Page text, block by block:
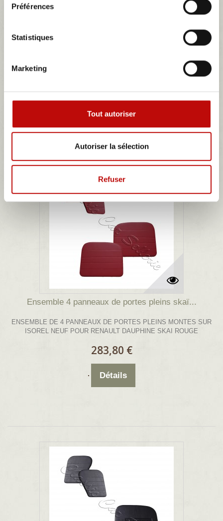
Préférences
Statistiques
Marketing
Tout autoriser
Autoriser la sélection
Refuser
ENSEMBLE DE 4 PANNEAUX DE PORTES A SOUFFLET MONTES
SUR ISOREL NEUF POUR RENAULT DAUPHINE SKAI ROUGE
Détails
Ensemble 4 panneaux de portes pleins skaï...
ENSEMBLE DE 4 PANNEAUX DE PORTES PLEINS MONTES SUR
ISOREL NEUF POUR RENAULT DAUPHINE SKAI ROUGE
283,80 €
Détails